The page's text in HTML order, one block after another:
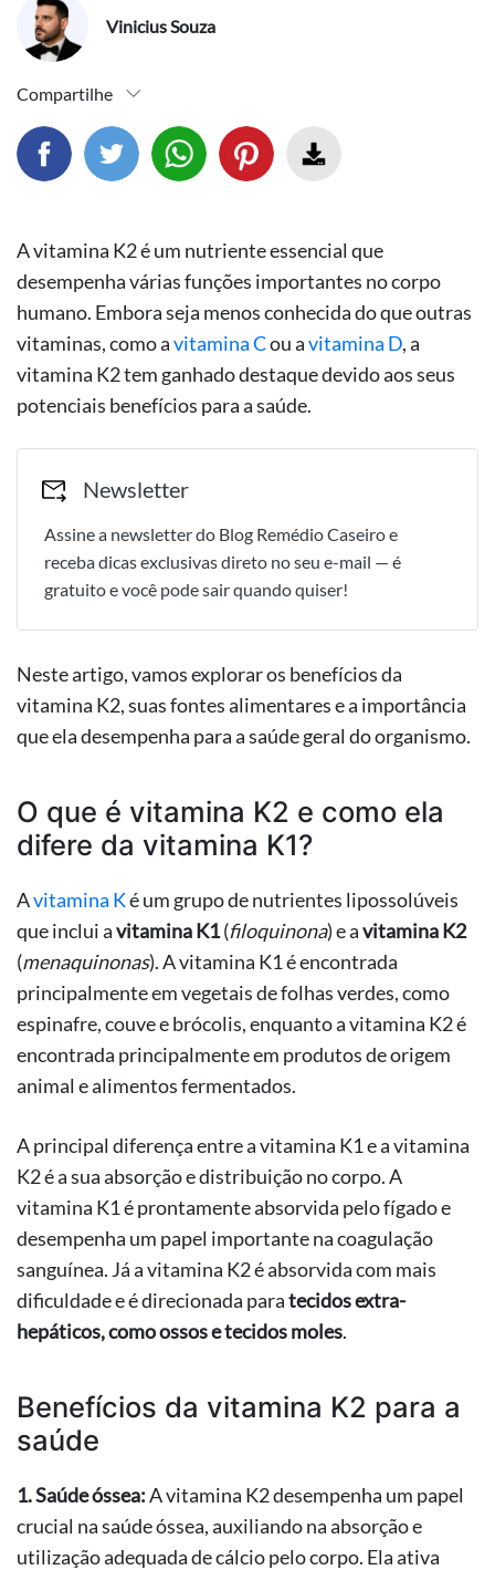
Vinicius Souza
Compartilhe
Compartilhar este artigo no facebook
Compartilhar este artigo no twitter
Compartilhar este artigo no
A vitamina K2 é um nutriente essencial que
desempenha várias funções importantes no corpo
humano. Embora seja menos conhecida do que outras
vitaminas, como avitamina Cou avitamina D, a
vitamina K2 tem ganhado destaque devido aos seus
potenciais benefícios para a saúde.
Newsletter
Assine a newsletter do Blog Remédio Caseiro e
receba dicas exclusivas direto no seu e-mail — é
gratuito e você pode sair quando quiser!
Neste artigo, vamos explorar os benefícios da
vitamina K2, suas fontes alimentares e a importância
que ela desempenha para a saúde geral do organismo.
O que é vitamina K2 e como ela
difere da vitamina K1?
Avitamina Ké um grupo de nutrientes lipossolúveis
que inclui avitamina K1(filoquinona) e avitamina K2
(menaquinonas). A vitamina K1 é encontrada
principalmente em vegetais de folhas verdes, como
espinafre, couve e brócolis, enquanto a vitamina K2 é
encontrada principalmente em produtos de origem
animal e alimentos fermentados.
A principal diferença entre a vitamina K1 e a vitamina
K2 é a sua absorção e distribuição no corpo. A
vitamina K1 é prontamente absorvida pelo fígado e
desempenha um papel importante na coagulação
sanguínea. Já a vitamina K2 é absorvida com mais
dificuldade e é direcionada paratecidos extra-
hepáticos, como ossos e tecidos moles.
Benefícios da vitamina K2 para a
saúde
1. Saúde óssea:A vitamina K2 desempenha um papel
crucial na saúde óssea, auxiliando na absorção e
utilização adequada de cálcio pelo corpo. Ela ativa